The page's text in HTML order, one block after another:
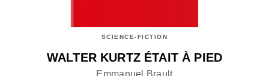
SCIENCE-FICTION
WALTER KURTZ ÉTAIT À PIED
Emmanuel Brault